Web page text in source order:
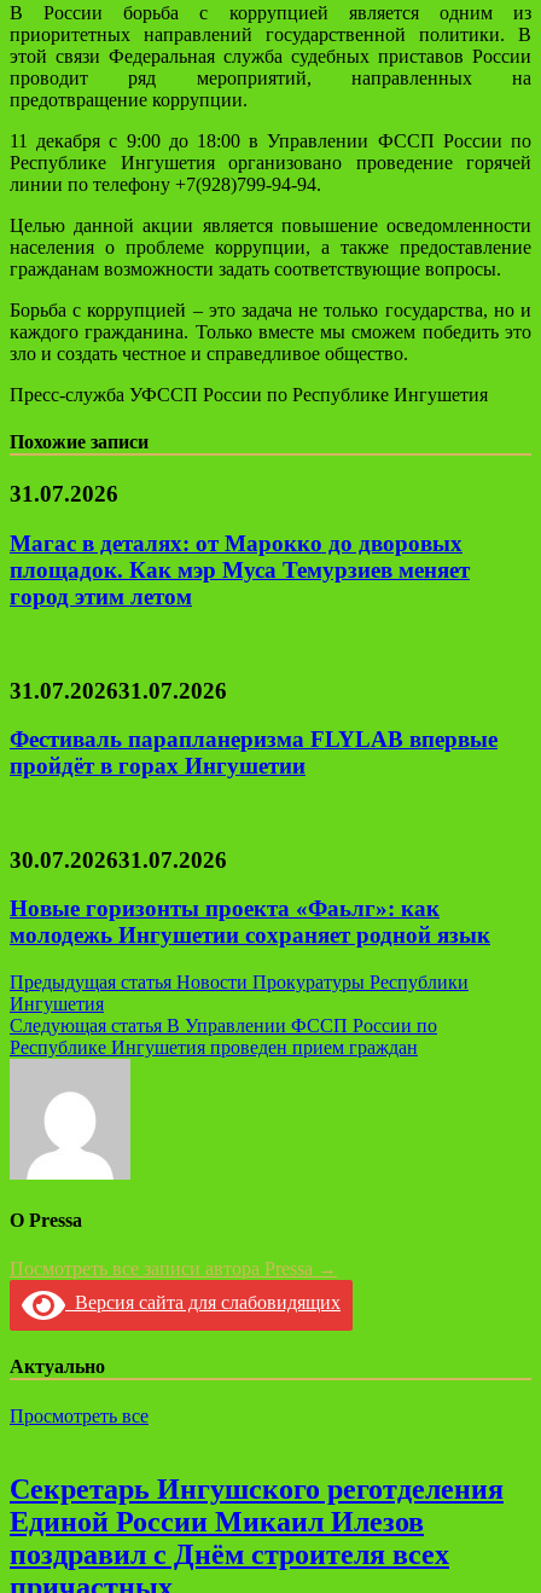
В России борьба с коррупцией является одним из
приоритетных направлений государственной политики. В
этой связи Федеральная служба судебных приставов России
проводит ряд мероприятий, направленных на
предотвращение коррупции.
11 декабря с 9:00 до 18:00 в Управлении ФССП России по
Республике Ингушетия организовано проведение горячей
линии по телефону +7(928)799-94-94.
Целью данной акции является повышение осведомленности
населения о проблеме коррупции, а также предоставление
гражданам возможности задать соответствующие вопросы.
Борьба с коррупцией – это задача не только государства, но и
каждого гражданина. Только вместе мы сможем победить это
зло и создать честное и справедливое общество.
Пресс-служба УФССП России по Республике Ингушетия
Похожие записи
31.07.2026
Магас в деталях: от Марокко до дворовых
площадок. Как мэр Муса Темурзиев меняет
город этим летом
31.07.202631.07.2026
Фестиваль парапланеризма FLYLAB впервые
пройдёт в горах Ингушетии
30.07.202631.07.2026
Новые горизонты проекта «Фаьлг»: как
молодежь Ингушетии сохраняет родной язык
Навигация
по
записям
Предыдущая статья Новости Прокуратуры Республики
Ингушетия
Следующая статья В Управлении ФССП России по
Республике Ингушетия проведен прием граждан
О Pressa
Посмотреть все записи автора Pressa →
Версия сайта для слабовидящих
Актуально
Просмотреть все
Секретарь Ингушского реготделения
Единой России Микаил Илезов
поздравил с Днём строителя всех